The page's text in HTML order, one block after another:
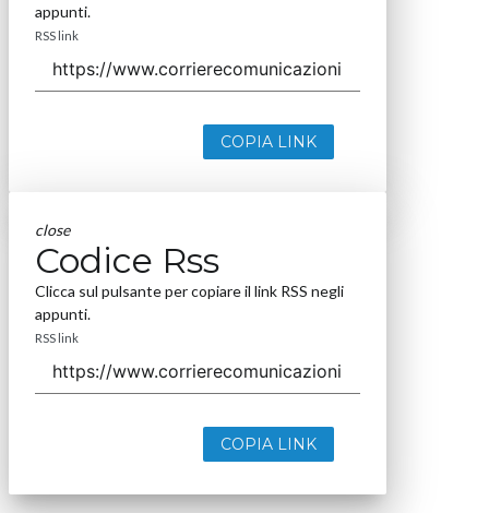
appunti.
RSS link
COPIA LINK
close
Codice Rss
Clicca sul pulsante per copiare il link RSS negli
appunti.
RSS link
COPIA LINK